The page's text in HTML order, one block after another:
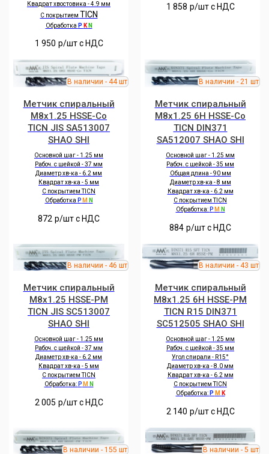
Квадрат хвостовика - 4.9 мм
С покрытием TICN
Обработка P K N
1 950 р/шт c НДС
1 858 р/шт c НДС
Метчик спиральный
M8x1.25 HSSE-Co
TICN JIS SA513007
SHAO SHI
Основной шаг - 1.25 мм
Рабоч. с шейкой - 37 мм
Диаметр хв-ка - 6.2 мм
Квадрат хв-ка - 5 мм
С покрытием TICN
Обработка P M N
872 р/шт c НДС
Метчик спиральный
M8x1.25 6H HSSE-Co
TICN DIN371
SA512007 SHAO SHI
Основной шаг - 1.25 мм
Рабоч. с шейкой - 35 мм
Общая длина - 90 мм
Диаметр хв-ка - 8 мм
Квадрат хв-ка - 6.2 мм
С покрытием TICN
Обработка: P M N
884 р/шт c НДС
Метчик спиральный
M8x1.25 HSSE-PM
TICN JIS SC513007
SHAO SHI
Основной шаг - 1.25 мм
Рабоч. с шейкой - 37 мм
Диаметр хв-ка - 6.2 мм
Квадрат хв-ка - 5 мм
С покрытием TICN
Обработка: P M N
2 005 р/шт c НДС
Метчик спиральный
M8x1.25 6H HSSE-PM
TICN R15 DIN371
SC512505 SHAO SHI
Основной шаг - 1.25 мм
Рабоч. с шейкой - 35 мм
Угол спирали - R15°
Диаметр хв-ка - 8.0 мм
Квадрат хв-ка - 6.2 мм
С покрытием TICN
Обработка: P M K
2 140 р/шт c НДС